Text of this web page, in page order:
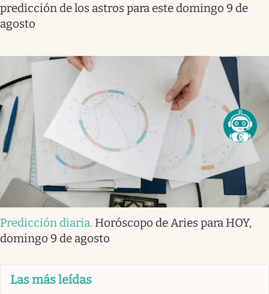
predicción de los astros para este domingo 9 de
agosto
Predicción diaria. Horóscopo de Aries para HOY,
domingo 9 de agosto
Las más leídas